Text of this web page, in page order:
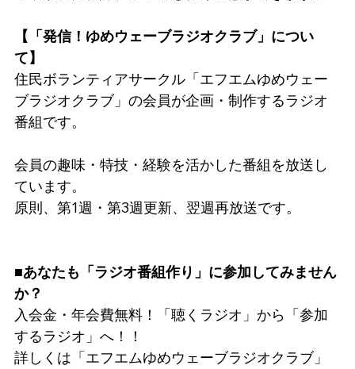
【「発信！ゆめウェーブラジオクラブ」につい
て】
住民ボランティアサークル「エフエムゆめウェー
ブラジオクラブ」の会員が企画・制作するラジオ
番組です。
会員の趣味・特技・経験を活かした番組を放送し
ています。
原則、第1週・第3週更新、翌週再放送です。
■あなたも「ラジオ番組作り」に参加してみません
か？
入会金・年会費無料！「聴くラジオ」から「参加
するラジオ」へ！！
詳しくは「エフエムゆめウェーブラジオクラブ」